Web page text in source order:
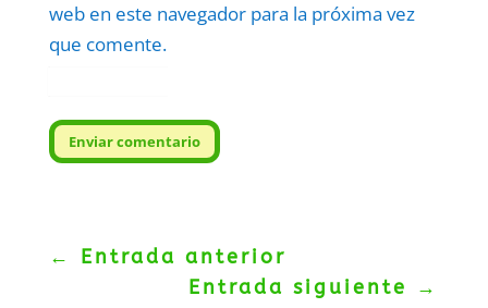
web en este navegador para la próxima vez
que comente.
Enviar comentario
← Entrada anterior
Entrada siguiente
→